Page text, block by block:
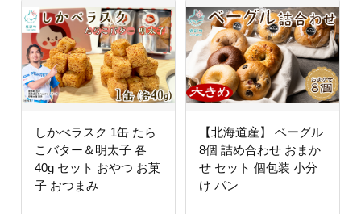
しかべラスク 1缶 たら
こバター＆明太子 各
40g セット おやつ お菓
子 おつまみ
【北海道産】 ベーグル
8個 詰め合わせ おまか
せ セット 個包装 小分
け パン